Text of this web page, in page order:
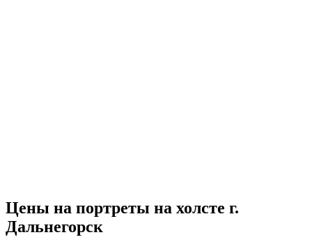
Цены на портреты на холсте г.
Дальнегорск